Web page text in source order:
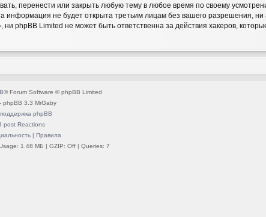
перенести или закрыть любую тему в любое время по своему
информация не будет открыта третьим лицам без вашего разрешения,
Limited не может быть ответственна за действия хакеров,
® Forum Software © phpBB Limited
- phpBB 3.3 MrGaby
phpBB
post Reactions
| Правила
1.48 МБ | GZIP: Off | Queries: 7